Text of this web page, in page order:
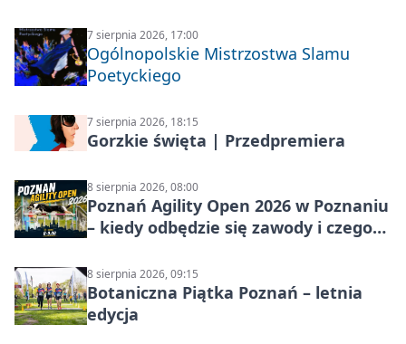
7 sierpnia 2026, 17:00
Ogólnopolskie Mistrzostwa Slamu
Poetyckiego
7 sierpnia 2026, 18:15
Gorzkie święta | Przedpremiera
8 sierpnia 2026, 08:00
Poznań Agility Open 2026 w Poznaniu
– kiedy odbędzie się zawody i czego
8 sierpnia 2026, 09:15
Botaniczna Piątka Poznań – letnia
edycja